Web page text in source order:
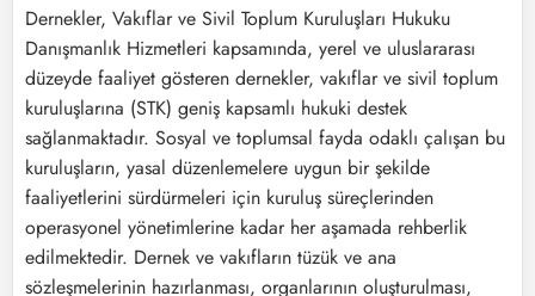
Dernekler, Vakıflar ve Sivil Toplum Kuruluşları Hukuku
Danışmanlık Hizmetleri kapsamında, yerel ve uluslararası
düzeyde faaliyet gösteren dernekler, vakıflar ve sivil toplum
kuruluşlarına (STK) geniş kapsamlı hukuki destek
sağlanmaktadır. Sosyal ve toplumsal fayda odaklı çalışan bu
kuruluşların, yasal düzenlemelere uygun bir şekilde
faaliyetlerini sürdürmeleri için kuruluş süreçlerinden
operasyonel yönetimlerine kadar her aşamada rehberlik
edilmektedir. Dernek ve vakıfların tüzük ve ana
sözleşmelerinin hazırlanması, organlarının oluşturulması,